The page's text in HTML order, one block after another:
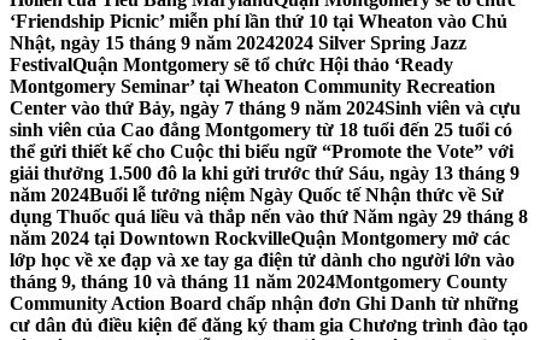
‘Friendship Picnic’ miễn phí lần thứ 10 tại Wheaton vào Chủ
Nhật, ngày 15 tháng 9 năm 20242024 Silver Spring Jazz
FestivalQuận Montgomery sẽ tổ chức Hội thảo ‘Ready
Montgomery Seminar’ tại Wheaton Community Recreation
Center vào thứ Bảy, ngày 7 tháng 9 năm 2024Sinh viên và cựu
sinh viên của Cao đẳng Montgomery từ 18 tuổi đến 25 tuổi có
thể gửi thiết kế cho Cuộc thi biểu ngữ “Promote the Vote” với
giải thưởng 1.500 đô la khi gửi trước thứ Sáu, ngày 13 tháng 9
năm 2024Buổi lễ tưởng niệm Ngày Quốc tế Nhận thức về Sử
dụng Thuốc quá liều và thắp nến vào thứ Năm ngày 29 tháng 8
năm 2024 tại Downtown RockvilleQuận Montgomery mở các
lớp học về xe đạp và xe tay ga điện tử dành cho người lớn vào
tháng 9, tháng 10 và tháng 11 năm 2024Montgomery County
Community Action Board chấp nhận đơn Ghi Danh từ những
cư dân đủ điều kiện để đăng ký tham gia Chương trình đào tạo